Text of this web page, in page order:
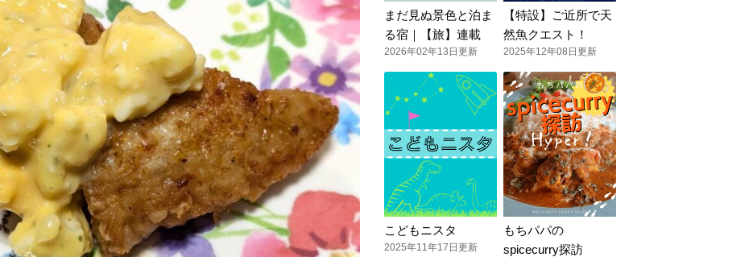
まだ見ぬ景色と泊ま
る宿｜【旅】連載
2026年02年13日更新
【特設】ご近所で天
然魚クエスト！
2025年12年08日更新
こどもニスタ
2025年11年17日更新
もちパパの
spicecurry探訪